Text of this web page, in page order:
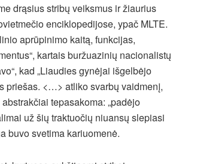
drąsius stribų veiksmus ir žiaurius
enciklopedijose, ypač MLTE.
aprūpinimo kaitą, funkcijas,
kartais buržuazinių nacionalistų
kad „Liaudies gynėjai išgelbėjo
priešas. <…> atliko svarbų vaidmenį,
tepasakoma: „padėjo
už šių traktuočių niuansų slepiasi
buvo svetima kariuomenė.